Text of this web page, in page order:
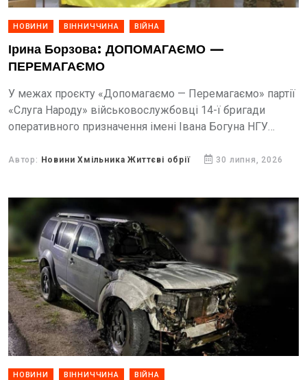
НОВИНИ ВІННИЧЧИНА ВІЙНА
Ірина Борзова: ДОПОМАГАЄМО —
ПЕРЕМАГАЄМО
У межах проєкту «Допомагаємо — Перемагаємо» партії
«Слуга Народу» військовослужбовці 14-ї бригади
оперативного призначення імені Івана Богуна НГУ
Автор: Новини Хмільника Життєві обрії 30 липня, 2026
НОВИНИ ВІННИЧЧИНА ВІЙНА